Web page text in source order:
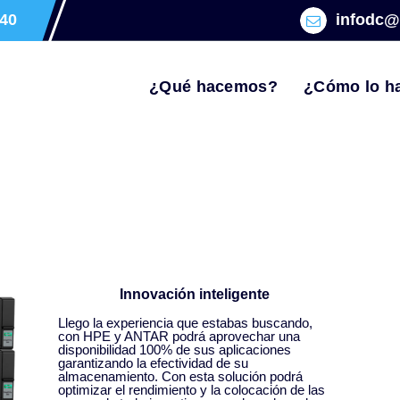
¿Qué hacemos? ¿Cómo lo
Innovación inteligente
Llego la experiencia que estabas buscando,
con HPE y ANTAR podrá aprovechar una
disponibilidad 100% de sus aplicaciones
garantizando la efectividad de su
almacenamiento. Con esta solución podrá
optimizar el rendimiento y la colocación de las